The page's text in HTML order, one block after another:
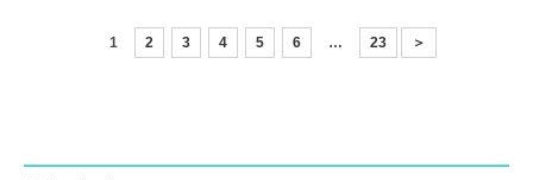
1 2 3 4 5 6 … 23 ＞